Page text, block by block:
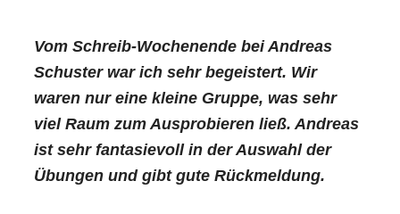
Vom Schreib-Wochenende bei Andreas
Schuster war ich sehr begeistert. Wir
waren nur eine kleine Gruppe, was sehr
viel Raum zum Ausprobieren ließ. Andreas
ist sehr fantasievoll in der Auswahl der
Übungen und gibt gute Rückmeldung.